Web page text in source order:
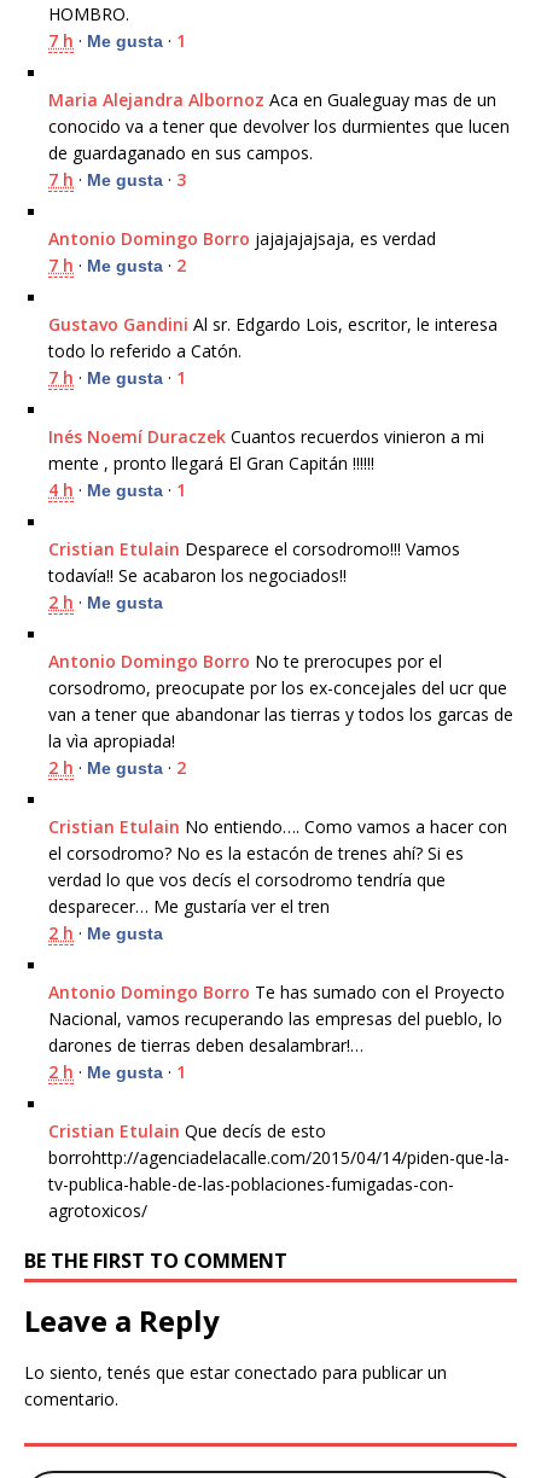
HOMBRO.
7 h · Me gusta · 1
Maria Alejandra Albornoz Aca en Gualeguay mas de un
conocido va a tener que devolver los durmientes que lucen
de guardaganado en sus campos.
7 h · Me gusta · 3
Antonio Domingo Borro jajajajajsaja, es verdad
7 h · Me gusta · 2
Gustavo Gandini Al sr. Edgardo Lois, escritor, le interesa
todo lo referido a Catón.
7 h · Me gusta · 1
Inés Noemí Duraczek Cuantos recuerdos vinieron a mi
mente , pronto llegará El Gran Capitán !!!!!!
4 h · Me gusta · 1
Cristian Etulain Desparece el corsodromo!!! Vamos
todavía!! Se acabaron los negociados!!
2 h · Me gusta
Antonio Domingo Borro No te prerocupes por el
corsodromo, preocupate por los ex-concejales del ucr que
van a tener que abandonar las tierras y todos los garcas de
la vìa apropiada!
2 h · Me gusta · 2
Cristian Etulain No entiendo…. Como vamos a hacer con
el corsodromo? No es la estacón de trenes ahí? Si es
verdad lo que vos decís el corsodromo tendría que
desparecer… Me gustaría ver el tren
2 h · Me gusta
Antonio Domingo Borro Te has sumado con el Proyecto
Nacional, vamos recuperando las empresas del pueblo, lo
darones de tierras deben desalambrar!…
2 h · Me gusta · 1
Cristian Etulain Que decís de esto
borrohttp://agenciadelacalle.com/2015/04/14/piden-que-la-
tv-publica-hable-de-las-poblaciones-fumigadas-con-
agrotoxicos/
BE THE FIRST TO COMMENT
Leave a Reply
Lo siento, tenés que estarconectado para publicar un
comentario.